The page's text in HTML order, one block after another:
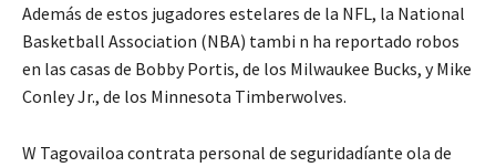
Además de estos jugadores estelares de la NFL, la National
Basketball Association (NBA) tambi n ha reportado robos
en las casas de Bobby Portis, de los Milwaukee Bucks, y Mike
Conley Jr., de los Minnesota Timberwolves.
W Tagovailoa contrata personal de seguridadíante ola de